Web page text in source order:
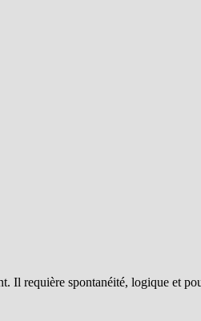
Il requière spontanéité, logique et